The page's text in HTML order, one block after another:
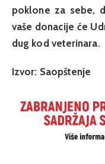
poklone za sebe,
vaše donacije će
dug kod veterinara.
Izvor: Saopštenje